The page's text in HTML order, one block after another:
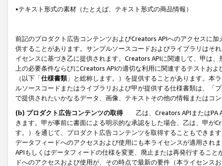
•テキスト形式の素材（たとえば、テキスト形式の商品情報）
前記のプロダクト広告コンテンツおよびCreators APIへのアクセスに
供することがあります。サンプルソースコードおよびライブラリはそ
イセンスに基づき乙に提供されます。Creators APIに関連して、甲は
上の必要条件ならびにCreators APIの適切な利用に関連するテストお
（以下「仕様書類」と総称します。）を提供することがあります。本
ルソースコードまたはライブラリおよび甲が提供する仕様書類は、「
で提供されたいかなるデータ、画像、テキストその他の情報またはコ
(b) プロダクト広告コンテンツの取得
乙は、Creators APIまたはPA
きます。甲が事前に書面による明示的な承認をした場合、乙は、甲が
す。）を通じて、プロダクト広告コンテンツを取得することもできま
データフィードへのアクセスおよび使用にも本ライセンスが適用され
APIもしくはデータフィードの仕様を変更、廃止または再発行するこ
ドへのアクセスおよび使用が、その時点で最新の要件（本ライセン